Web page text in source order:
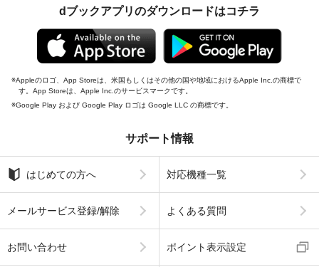
dブックアプリのダウンロードはコチラ
Appleのロゴ、App Storeは、米国もしくはその他の国や地域におけるApple Inc.の商標で
す。App Storeは、Apple Inc.のサービスマークです。
Google Play および Google Play ロゴは Google LLC の商標です。
サポート情報
はじめての方へ 対応機種一覧
メールサービス登録/解除 よくある質問
お問い合わせ ポイント表示設定